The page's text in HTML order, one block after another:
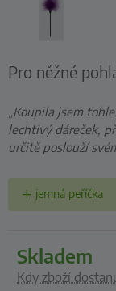
Pro něžné
„Koupila jsem
lechtivý dáreček,
určitě poslouží
jemná peříčka
skladem
Kdy zboží